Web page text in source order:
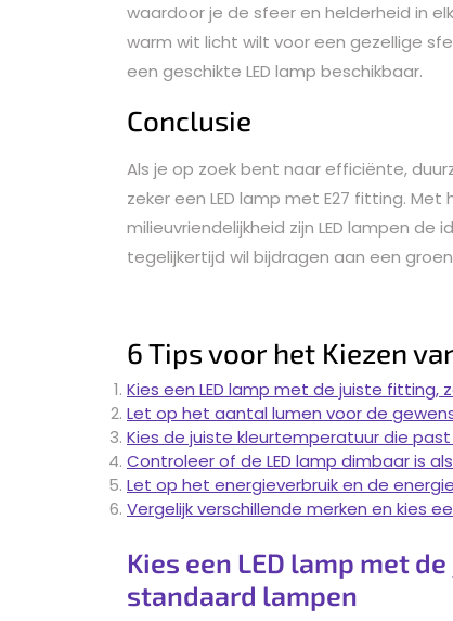
waardoor je de sfeer en helderheid in
warm wit licht wilt voor een gezellige
een geschikte LED lamp beschikbaar.
Conclusie
Als je op zoek bent naar efficiënte,
zeker een LED lamp met E27 fitting.
milieuvriendelijkheid zijn LED lampen
tegelijkertijd wil bijdragen aan een
6 Tips voor het Kiezen
Kies een LED lamp met de juiste fitting,
Let op het aantal lumen voor de
Kies de juiste kleurtemperatuur die
Controleer of de LED lamp dimbaar is
Let op het energieverbruik en de
Vergelijk verschillende merken en kies
Kies een LED lamp met
standaard lampen